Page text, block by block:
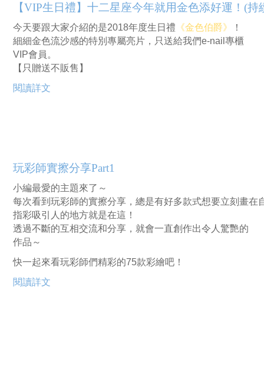
【VIP生日禮】十二星座今年就用金色添好運！(持
今天要跟大家介紹的是2018年度生日禮 《金色伯爵》
！
細細金色流沙感的特別專屬亮片，只送給我們e-nail專櫃
VIP會員。
【只贈送不販售】
閱讀詳文
玩彩師實擦分享Part1
小編最愛的主題來了～
每次看到玩彩師的實擦分享，總是有好多款式想要立刻畫在
指彩吸引人的地方就是在這！
透過不斷的互相交流和分享，就會一直創作出令人驚艷的
作品～
快一起來看玩彩師們精彩的75款彩繪吧！
閱讀詳文